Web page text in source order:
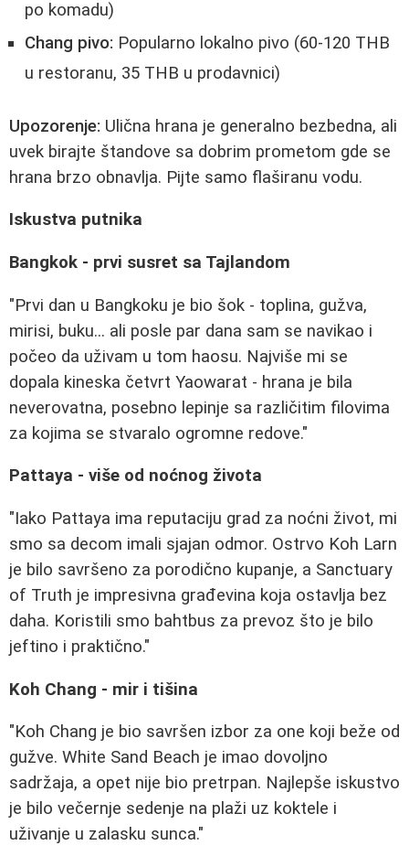
po komadu)
Chang pivo: Popularno lokalno pivo (60-120 THB
u restoranu, 35 THB u prodavnici)
Upozorenje: Ulična hrana je generalno bezbedna, ali
uvek birajte štandove sa dobrim prometom gde se
hrana brzo obnavlja. Pijte samo flaširanu vodu.
Iskustva putnika
Bangkok - prvi susret sa Tajlandom
"Prvi dan u Bangkoku je bio šok - toplina, gužva,
mirisi, buku... ali posle par dana sam se navikao i
počeo da uživam u tom haosu. Najviše mi se
dopala kineska četvrt Yaowarat - hrana je bila
neverovatna, posebno lepinje sa različitim filovima
za kojima se stvaralo ogromne redove."
Pattaya - više od noćnog života
"Iako Pattaya ima reputaciju grad za noćni život, mi
smo sa decom imali sjajan odmor. Ostrvo Koh Larn
je bilo savršeno za porodično kupanje, a Sanctuary
of Truth je impresivna građevina koja ostavlja bez
daha. Koristili smo bahtbus za prevoz što je bilo
jeftino i praktično."
Koh Chang - mir i tišina
"Koh Chang je bio savršen izbor za one koji beže od
gužve. White Sand Beach je imao dovoljno
sadržaja, a opet nije bio pretrpan. Najlepše iskustvo
je bilo večernje sedenje na plaži uz koktele i
uživanje u zalasku sunca."